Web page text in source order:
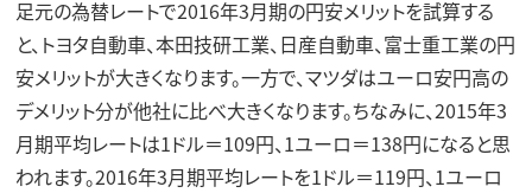
足元の為替レートで2016年3月期の円安メリットを試算する
と、トヨタ自動車、本田技研工業、日産自動車、富士重工業の円
安メリットが大きくなります。一方で、マツダはユーロ安円高の
デメリット分が他社に比べ大きくなります。ちなみに、2015年3
月期平均レートは1ドル＝109円、1ユーロ＝138円になると思
われます。2016年3月期平均レートを1ドル＝119円、1ユーロ